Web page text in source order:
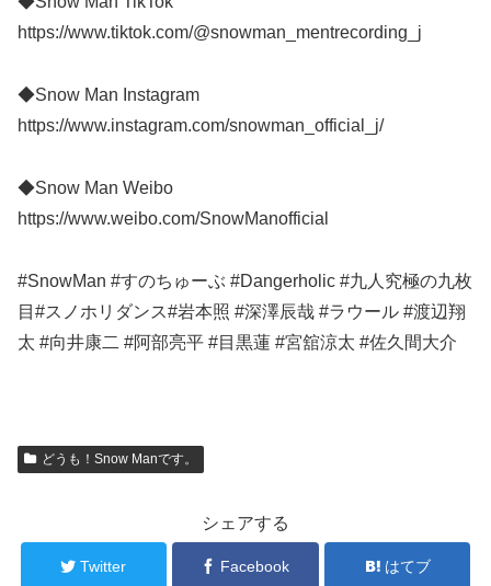
https://www.tiktok.com/@snowman_mentrecording_j
◆Snow Man Instagram
https://www.instagram.com/snowman_official_j/
◆Snow Man Weibo
https://www.weibo.com/SnowManofficial
#SnowMan #すのちゅーぶ #Dangerholic #九人究極の九枚
目#スノホリダンス#岩本照 #深澤辰哉 #ラウール #渡辺翔
太 #向井康二 #阿部亮平 #目黒蓮 #宮舘涼太 #佐久間大介
どうも！Snow Manです。
シェアする
Twitter Facebook はてブ